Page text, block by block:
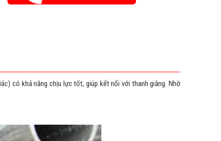
có khả năng chịu lực tốt, giúp kết nối với thanh giằng. Nhờ